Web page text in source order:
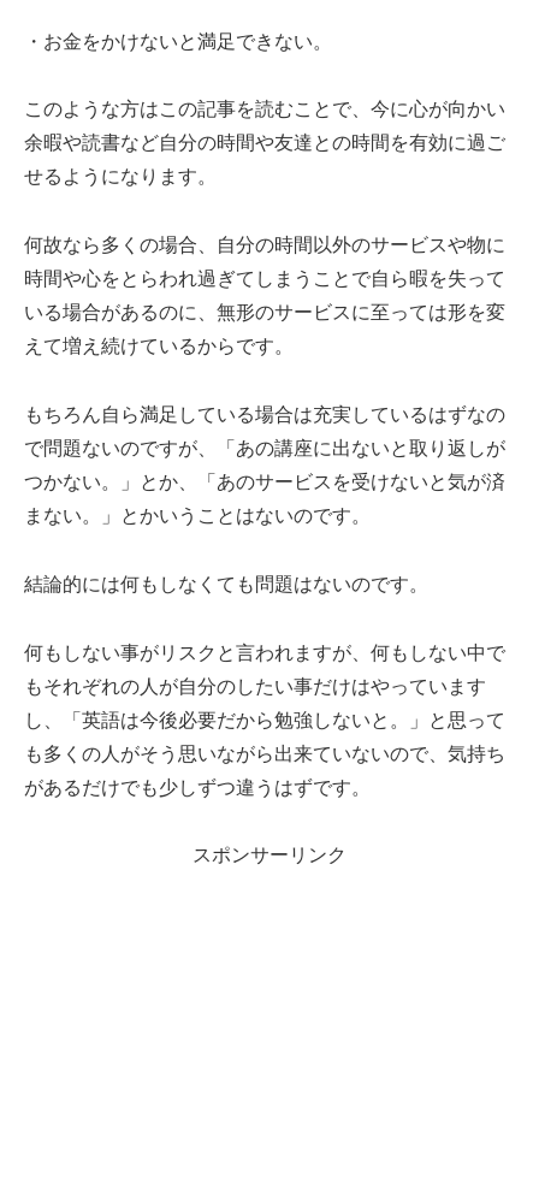
・お金をかけないと満足できない。
このような方はこの記事を読むことで、今に心が向かい
余暇や読書など自分の時間や友達との時間を有効に過ご
せるようになります。
何故なら多くの場合、自分の時間以外のサービスや物に
時間や心をとらわれ過ぎてしまうことで自ら暇を失って
いる場合があるのに、無形のサービスに至っては形を変
えて増え続けているからです。
もちろん自ら満足している場合は充実しているはずなの
で問題ないのですが、「あの講座に出ないと取り返しが
つかない。」とか、「あのサービスを受けないと気が済
まない。」とかいうことはないのです。
結論的には何もしなくても問題はないのです。
何もしない事がリスクと言われますが、何もしない中で
もそれぞれの人が自分のしたい事だけはやっています
し、「英語は今後必要だから勉強しないと。」と思って
も多くの人がそう思いながら出来ていないので、気持ち
があるだけでも少しずつ違うはずです。
スポンサーリンク